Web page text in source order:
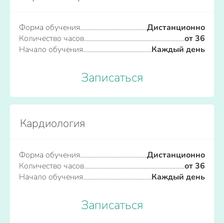
Форма обучения
Дистанционно
Количество часов
от 36
Начало обучения
Каждый день
Записаться
Кардиология
Форма обучения
Дистанционно
Количество часов
от 36
Начало обучения
Каждый день
Записаться